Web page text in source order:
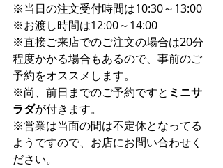
※当日の注文受付時間は10:30～13:00
※お渡し時間は12:00～14:00
※直接ご来店でのご注文の場合は20分
程度かかる場合もあるので、事前のご
予約をオススメします。
※尚、前日までのご予約ですと ミニサ
ラダが付きます。
※営業は当面の間は不定休となってる
ようですので、お店にお問い合わせく
ださい。